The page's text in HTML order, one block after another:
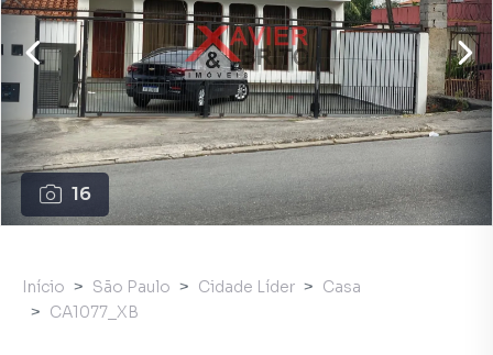
16
Início São Paulo Cidade Líder
Casa
CA1077_XB